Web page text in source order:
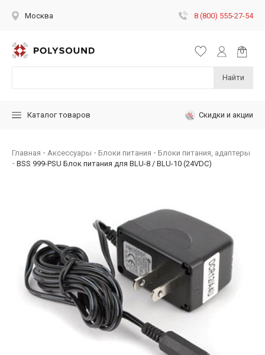
Москва 8 (800) 555-27-54
Найти
Каталог товаров Скидки и акции
Главная Аксессуары Блоки питания
Блоки питания, адаптеры
BSS 999-PSU Блок питания для BLU-8 / BLU-10 (24VDC)